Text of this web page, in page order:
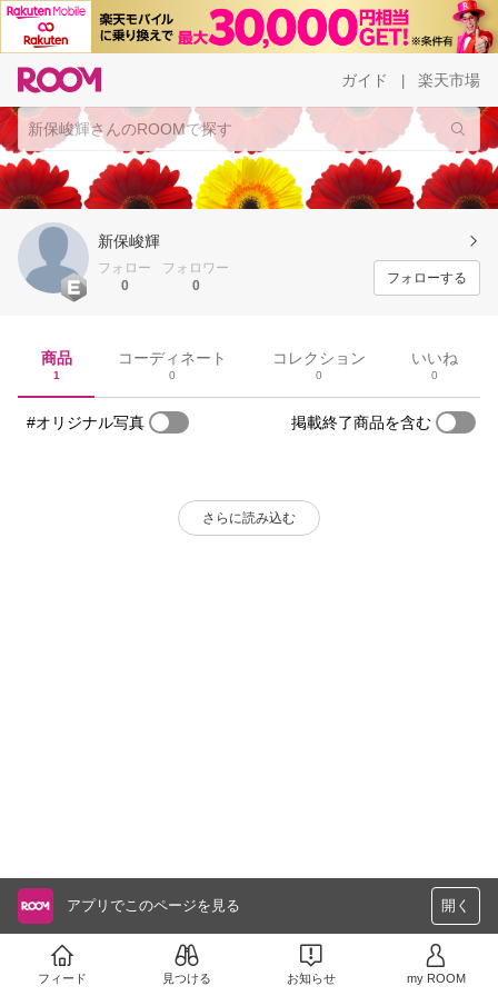
ガイド 楽天市場
新保峻輝
フォロー
0
フォロワー
0
フォローする
商品
1
コーディネート
0
コレクション
0
いいね
0
#オリジナル写真 掲載終了商品を含む
さらに読み込む
アプリでこのページを見る 開く
フィード 見つける お知らせ my ROOM